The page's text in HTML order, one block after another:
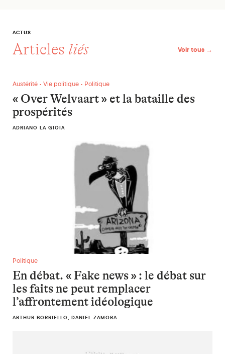
ACTUS
Articles liés Voir tous →
« Over Welvaart » et la bataille des prospérités
Austérité • Vie politique • Politique
« Over Welvaart » et la bataille des
prospérités
ADRIANO LA GIOIA
En débat. « Fake news » : le débat sur les faits ne peut
Politique
En débat. « Fake news » : le débat sur
les faits ne peut remplacer
l’affrontement idéologique
ARTHUR BORRIELLO, DANIEL ZAMORA